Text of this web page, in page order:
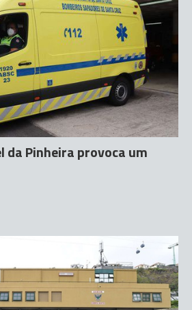
da Pinheira provoca um